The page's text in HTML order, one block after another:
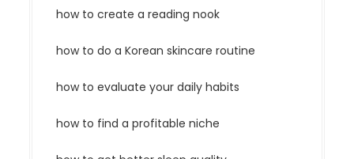
how to create a reading nook
how to do a Korean skincare routine
how to evaluate your daily habits
how to find a profitable niche